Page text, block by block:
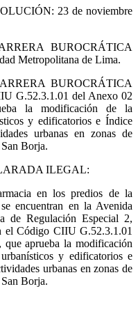
23 de noviembre
BUROCRÁTICA
Metropolitana de Lima.
BUROCRÁTICA
G.52.3.1.01 del Anexo 02
la modificación de la
y edificatorios e Índice
urbanas en zonas de
Borja.
ILEGAL:
en los predios de la
encuentran en la Avenida
de Regulación Especial 2,
el Código CIIU G.52.3.1.01
aprueba la modificación
y edificatorios e
urbanas en zonas de
Borja.